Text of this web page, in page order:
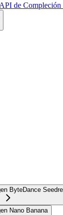
de
ByteDance
Nano Banana